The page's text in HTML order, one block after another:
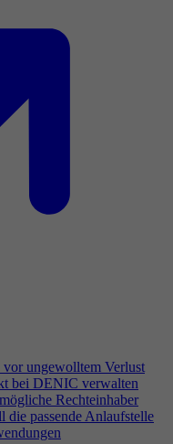
vor ungewolltem Verlust
bei DENIC verwalten
Rechteinhaber
die passende Anlaufstelle